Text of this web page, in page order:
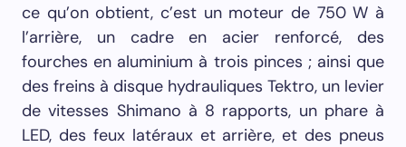
ce qu’on obtient, c’est un moteur de 750 W à
l’arrière, un cadre en acier renforcé, des
fourches en aluminium à trois pinces ; ainsi que
des freins à disque hydrauliques Tektro, un levier
de vitesses Shimano à 8 rapports, un phare à
LED, des feux latéraux et arrière, et des pneus